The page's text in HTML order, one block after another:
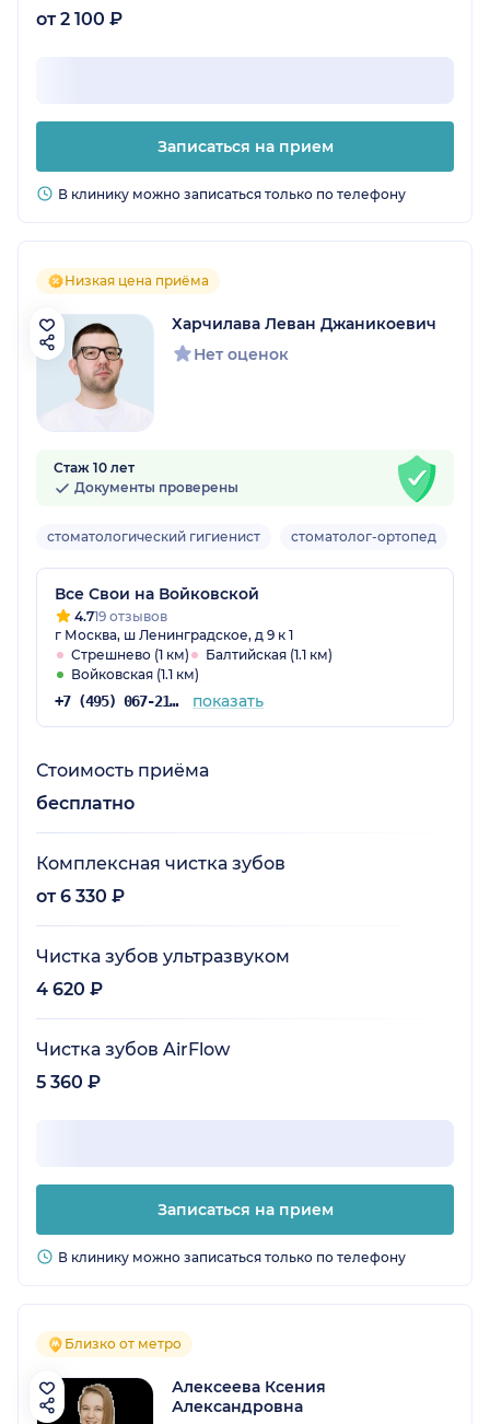
от 2 100 ₽
Записаться на прием
В клинику можно записаться только по телефону
Низкая цена приёма
Харчилава Леван Джаникоевич
Нет оценок
Стаж 10 лет
Документы проверены
стоматологический гигиенист стоматолог-ортопед
Все Свои на Войковской
4.719 отзывов
г Москва, ш Ленинградское, д 9 к 1
Стрешнево (1 км)
Балтийская (1.1 км)
Войковская (1.1 км)
+7 (495) 067-21-25 показать
Стоимость приёма
бесплатно
Комплексная чистка зубов
от 6 330 ₽
Чистка зубов ультразвуком
4 620 ₽
Чистка зубов AirFlow
5 360 ₽
Записаться на прием
В клинику можно записаться только по телефону
Близко от метро
Алексеева Ксения
Александровна